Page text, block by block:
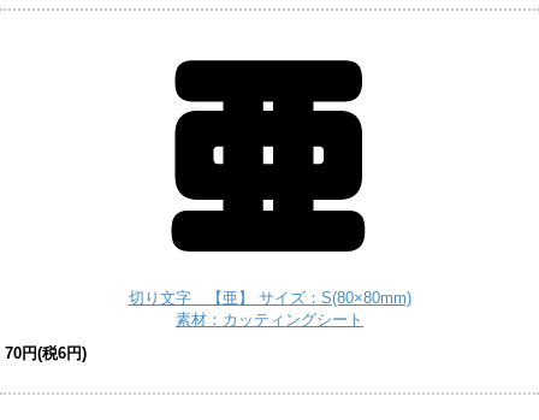
切り文字 【亜】 サイズ：S(80×80mm)
素材：カッティングシート
70円(税6円)